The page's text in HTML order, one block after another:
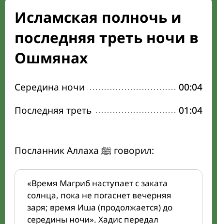
Исламская полночь и
последняя треть ночи в
Ошмянах
Середина ночи
00:04
Последняя треть
01:04
Посланник Аллаха ﷺ говорил:
«Время Магриб наступает с заката
солнца, пока не погаснет вечерняя
заря; время Иша (продолжается) до
середины ночи». Хадис передал